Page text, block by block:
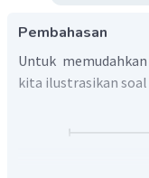
Pembahasan
Untuk
kita ilustrasikan